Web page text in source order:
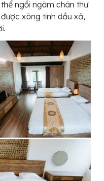
ngồi ngâm chân thư
xông tinh dầu xả,